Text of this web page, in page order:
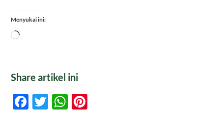
Menyukai ini:
Memuat...
Share artikel ini
Facebook
TwitterWhatsApp